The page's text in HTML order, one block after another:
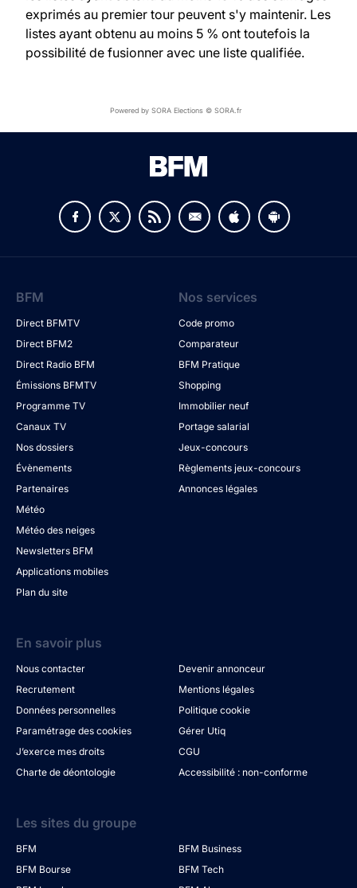
exprimés au premier tour peuvent s'y maintenir. Les
listes ayant obtenu au moins 5 % ont toutefois la
possibilité de fusionner avec une liste qualifiée.
Powered by SORA Elections © SORA.fr
BFM
Direct BFMTV
Direct BFM2
Direct Radio BFM
Émissions BFMTV
Programme TV
Canaux TV
Nos dossiers
Évènements
Partenaires
Météo
Météo des neiges
Newsletters BFM
Applications mobiles
Plan du site
Nos services
Code promo
Comparateur
BFM Pratique
Shopping
Immobilier neuf
Portage salarial
Jeux-concours
Règlements jeux-concours
Annonces légales
En savoir plus
Nous contacter
Devenir annonceur
Recrutement
Mentions légales
Données personnelles
Politique cookie
Paramétrage des cookies
Gérer Utiq
J’exerce mes droits
CGU
Charte de déontologie
Accessibilité : non-conforme
Les sites du groupe
BFM
BFM Business
BFM Bourse
BFM Tech